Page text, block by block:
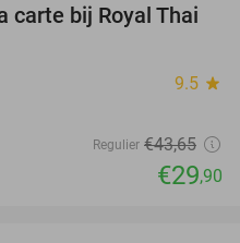
32%
carte bij Royal Thai
9.5 star
Regulier €43,65
€29,90